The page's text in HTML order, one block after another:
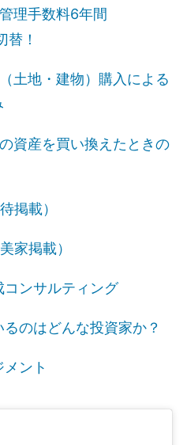
管理手数料6年間
！
土地・建物）購入による
資産を買い換えたときの
掲載）
家掲載）
ンサルティング
のはどんな投資家か？
ント